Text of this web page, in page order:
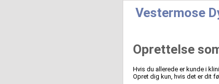
Vestermose
Oprettelse
Hvis du allerede er kunde i
Opret dig kun, hvis det er dit